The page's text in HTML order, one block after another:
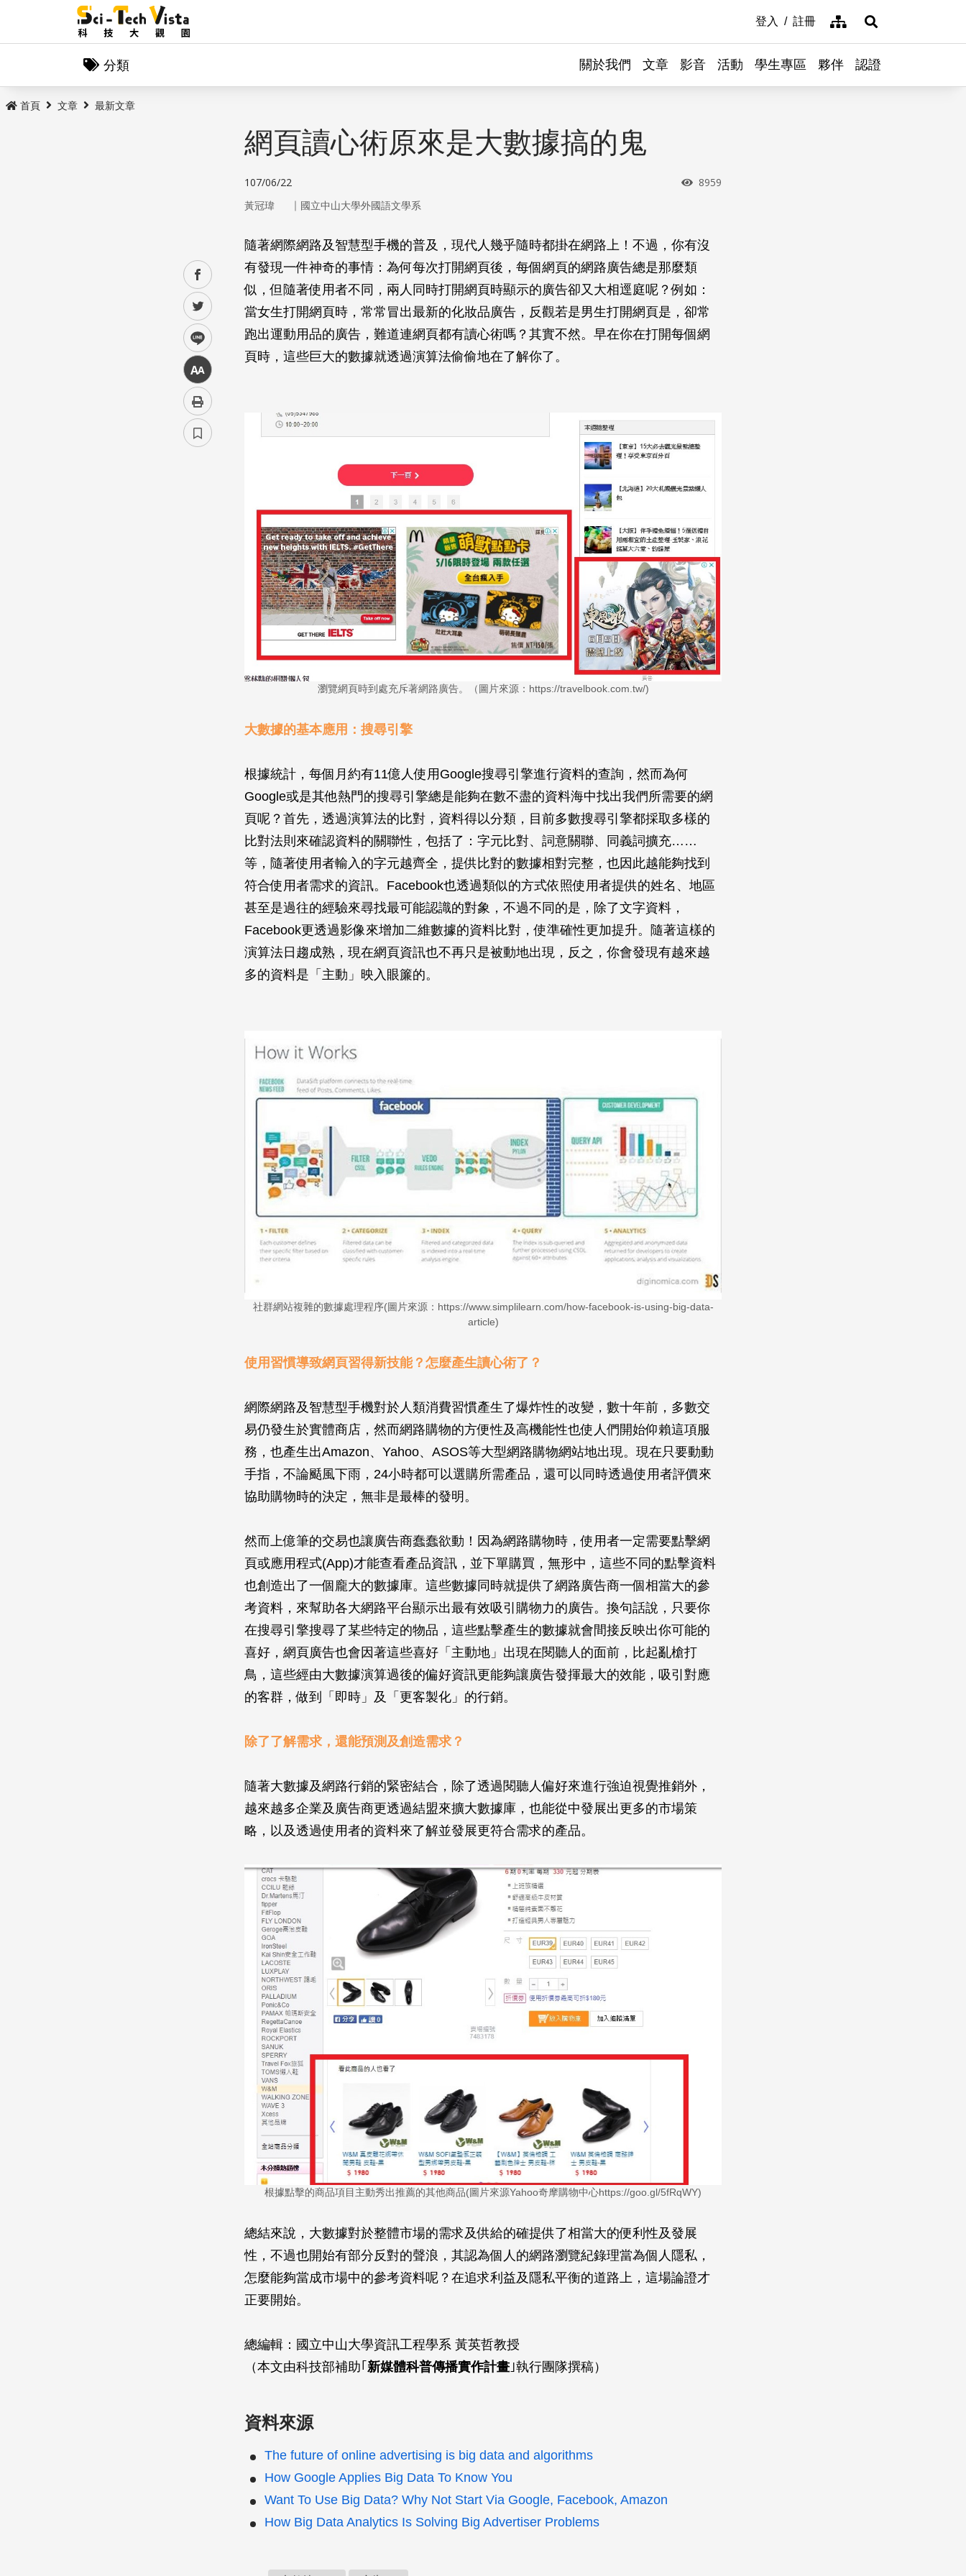
登入 註冊 網站導覽展開搜尋
分類 關於我們 文章 影音 活動 學生專區 夥伴 認證
首頁 文章 最新文章
facebook
twitter
line
中
網頁讀心術原來是大數據搞的鬼
107/06/22 瀏覽次數
8959
黃冠瑋 ｜ 國立中山大學外國語文學系
隨著網際網路及智慧型手機的普及，現代人幾乎隨時都掛在網路上！不過，你有沒
有發現一件神奇的事情：為何每次打開網頁後，每個網頁的網路廣告總是那麼類
似，但隨著使用者不同，兩人同時打開網頁時顯示的廣告卻又大相逕庭呢？例如：
當女生打開網頁時，常常冒出最新的化妝品廣告，反觀若是男生打開網頁是，卻常
跑出運動用品的廣告，難道連網頁都有讀心術嗎？其實不然。早在你在打開每個網
頁時，這些巨大的數據就透過演算法偷偷地在了解你了。
瀏覽網頁時到處充斥著網路廣告。（圖片來源：https://travelbook.com.tw/)
大數據的基本應用：搜尋引擎
根據統計，每個月約有11億人使用Google搜尋引擎進行資料的查詢，然而為何
Google或是其他熱門的搜尋引擎總是能夠在數不盡的資料海中找出我們所需要的網
頁呢？首先，透過演算法的比對，資料得以分類，目前多數搜尋引擎都採取多樣的
比對法則來確認資料的關聯性，包括了：字元比對、詞意關聯、同義詞擴充……
等，隨著使用者輸入的字元越齊全，提供比對的數據相對完整，也因此越能夠找到
符合使用者需求的資訊。Facebook也透過類似的方式依照使用者提供的姓名、地區
甚至是過往的經驗來尋找最可能認識的對象，不過不同的是，除了文字資料，
Facebook更透過影像來增加二維數據的資料比對，使準確性更加提升。隨著這樣的
演算法日趨成熟，現在網頁資訊也不再只是被動地出現，反之，你會發現有越來越
多的資料是「主動」映入眼簾的。
社群網站複雜的數據處理程序(圖片來源：https://www.simplilearn.com/how-facebook-is-using-big-data-
article)
使用習慣導致網頁習得新技能？怎麼產生讀心術了？
網際網路及智慧型手機對於人類消費習慣產生了爆炸性的改變，數十年前，多數交
易仍發生於實體商店，然而網路購物的方便性及高機能性也使人們開始仰賴這項服
務，也產生出Amazon、Yahoo、ASOS等大型網路購物網站地出現。現在只要動動
手指，不論颳風下雨，24小時都可以選購所需產品，還可以同時透過使用者評價來
協助購物時的決定，無非是最棒的發明。
然而上億筆的交易也讓廣告商蠢蠢欲動！因為網路購物時，使用者一定需要點擊網
頁或應用程式(App)才能查看產品資訊，並下單購買，無形中，這些不同的點擊資料
也創造出了一個龐大的數據庫。這些數據同時就提供了網路廣告商一個相當大的參
考資料，來幫助各大網路平台顯示出最有效吸引購物力的廣告。換句話說，只要你
在搜尋引擎搜尋了某些特定的物品，這些點擊產生的數據就會間接反映出你可能的
喜好，網頁廣告也會因著這些喜好「主動地」出現在閱聽人的面前，比起亂槍打
鳥，這些經由大數據演算過後的偏好資訊更能夠讓廣告發揮最大的效能，吸引對應
的客群，做到「即時」及「更客製化」的行銷。
除了了解需求，還能預測及創造需求？
隨著大數據及網路行銷的緊密結合，除了透過閱聽人偏好來進行強迫視覺推銷外，
越來越多企業及廣告商更透過結盟來擴大數據庫，也能從中發展出更多的市場策
略，以及透過使用者的資料來了解並發展更符合需求的產品。
根據點擊的商品項目主動秀出推薦的其他商品(圖片來源Yahoo奇摩購物中心https://goo.gl/5fRqWY)
總結來說，大數據對於整體市場的需求及供給的確提供了相當大的便利性及發展
性，不過也開始有部分反對的聲浪，其認為個人的網路瀏覽紀錄理當為個人隱私，
怎麼能夠當成市場中的參考資料呢？在追求利益及隱私平衡的道路上，這場論證才
正要開始。
總編輯：國立中山大學資訊工程學系 黃英哲教授
（本文由科技部補助｢ 新媒體科普傳播實作計畫 ｣執行團隊撰稿）
資料來源
The future of online advertising is big data and algorithms
How Google Applies Big Data To Know You
Want To Use Big Data? Why Not Start Via Google, Facebook, Amazon
How Big Data Analytics Is Solving Big Advertiser Problems